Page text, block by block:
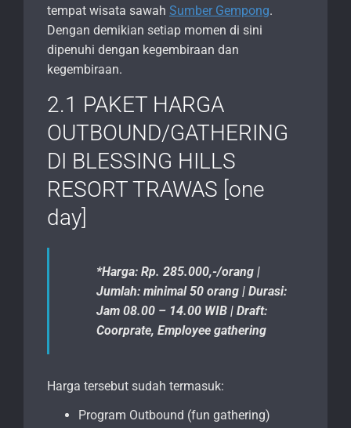
tempat wisata sawah Sumber Gempong.
Dengan demikian setiap momen di sini
dipenuhi dengan kegembiraan dan
kegembiraan.
2.1 PAKET HARGA
OUTBOUND/GATHERING
DI BLESSING HILLS
RESORT TRAWAS [one
day]
*Harga: Rp. 285.000,-/orang |
Jumlah: minimal 50 orang | Durasi:
Jam 08.00 – 14.00 WIB | Draft:
Coorprate, Employee gathering
Harga tersebut sudah termasuk:
Program Outbound (fun gathering)